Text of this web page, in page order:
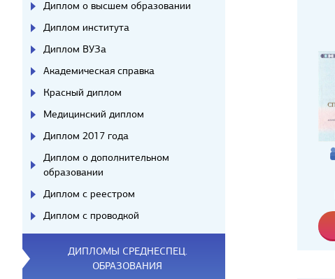
Диплом о высшем образовании
Диплом института
Диплом ВУЗа
Академическая справка
Красный диплом
Медицинский диплом
Диплом 2017 года
Диплом о дополнительном
образовании
Диплом с реестром
Диплом с проводкой
ДИПЛОМЫ СРЕДНЕСПЕЦ.
ОБРАЗОВАНИЯ